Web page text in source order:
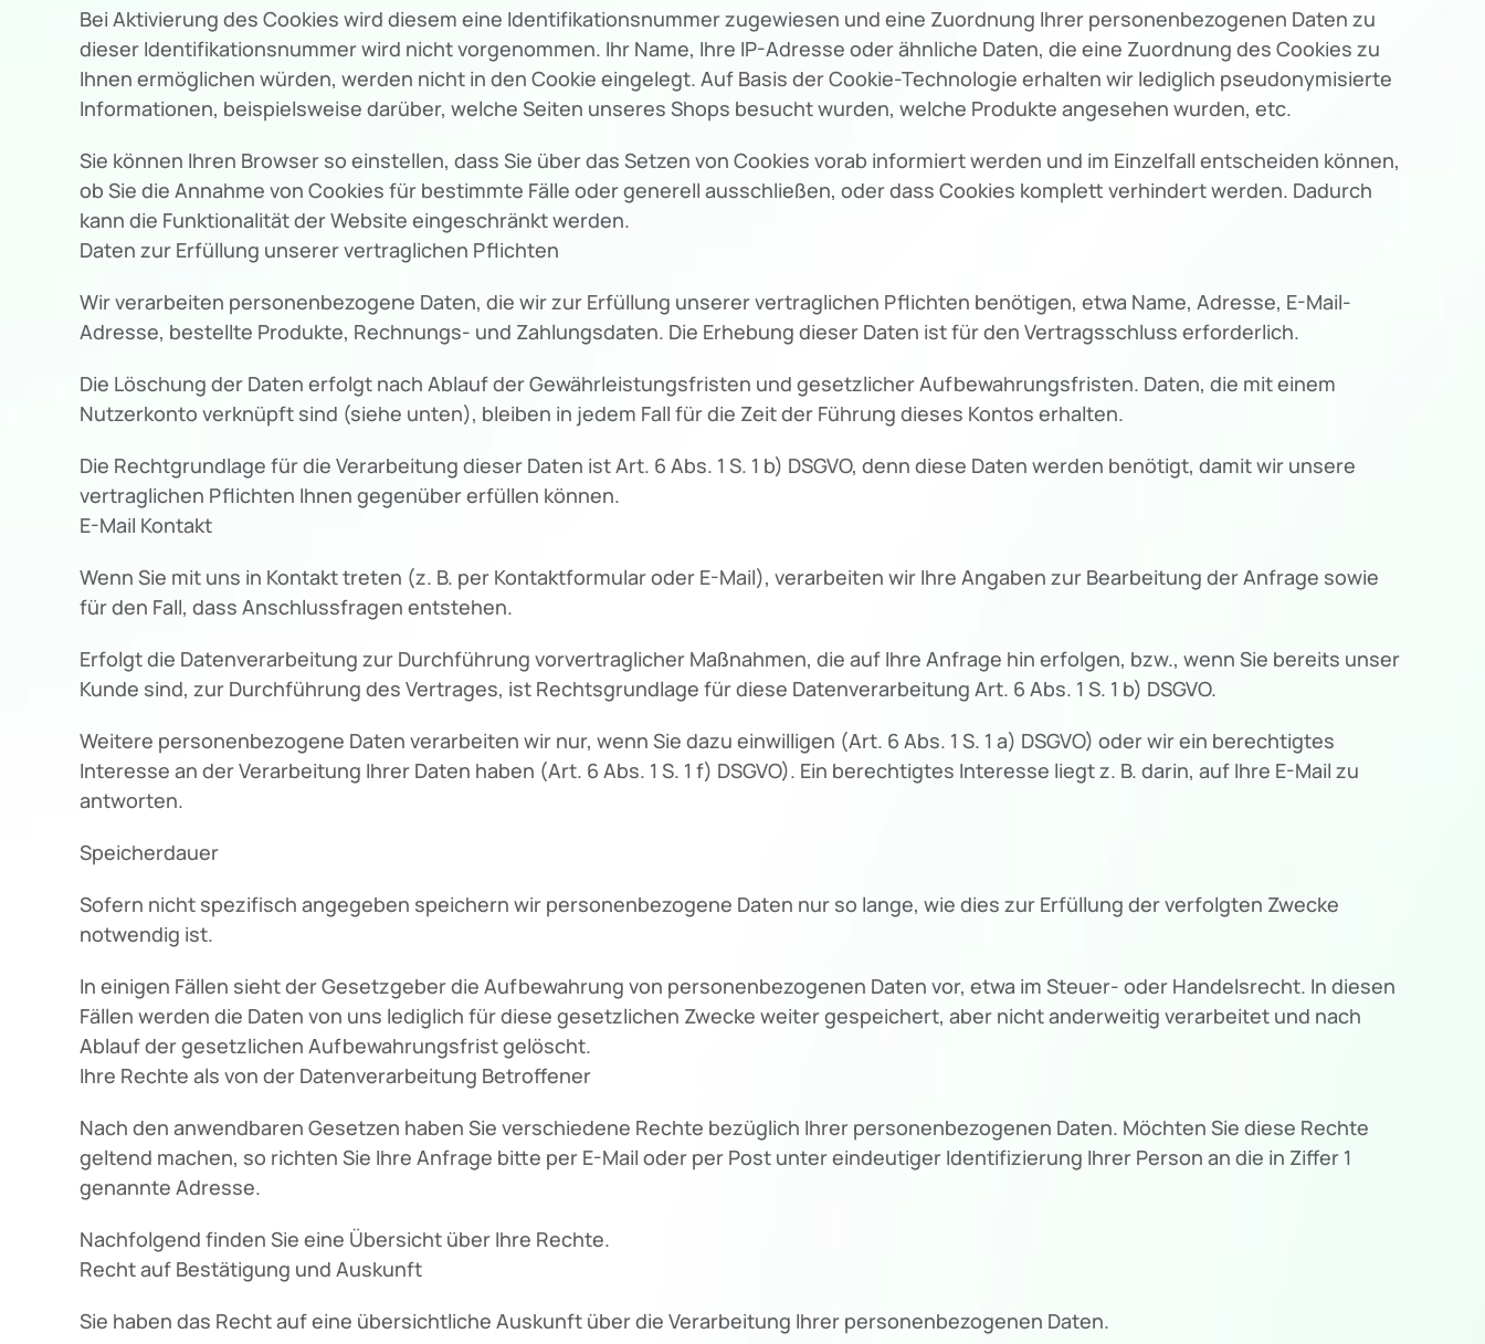
Bei Aktivierung des Cookies wird diesem eine Identifikationsnummer zugewiesen und eine Zuordnung Ihrer personenbezogenen Daten zu
dieser Identifikationsnummer wird nicht vorgenommen. Ihr Name, Ihre IP-Adresse oder ähnliche Daten, die eine Zuordnung des Cookies zu
Ihnen ermöglichen würden, werden nicht in den Cookie eingelegt. Auf Basis der Cookie-Technologie erhalten wir lediglich pseudonymisierte
Informationen, beispielsweise darüber, welche Seiten unseres Shops besucht wurden, welche Produkte angesehen wurden, etc.
Sie können Ihren Browser so einstellen, dass Sie über das Setzen von Cookies vorab informiert werden und im Einzelfall entscheiden können,
ob Sie die Annahme von Cookies für bestimmte Fälle oder generell ausschließen, oder dass Cookies komplett verhindert werden. Dadurch
kann die Funktionalität der Website eingeschränkt werden.
Daten zur Erfüllung unserer vertraglichen Pflichten
Wir verarbeiten personenbezogene Daten, die wir zur Erfüllung unserer vertraglichen Pflichten benötigen, etwa Name, Adresse, E-Mail-
Adresse, bestellte Produkte, Rechnungs- und Zahlungsdaten. Die Erhebung dieser Daten ist für den Vertragsschluss erforderlich.
Die Löschung der Daten erfolgt nach Ablauf der Gewährleistungsfristen und gesetzlicher Aufbewahrungsfristen. Daten, die mit einem
Nutzerkonto verknüpft sind (siehe unten), bleiben in jedem Fall für die Zeit der Führung dieses Kontos erhalten.
Die Rechtgrundlage für die Verarbeitung dieser Daten ist Art. 6 Abs. 1 S. 1 b) DSGVO, denn diese Daten werden benötigt, damit wir unsere
vertraglichen Pflichten Ihnen gegenüber erfüllen können.
E-Mail Kontakt
Wenn Sie mit uns in Kontakt treten (z. B. per Kontaktformular oder E-Mail), verarbeiten wir Ihre Angaben zur Bearbeitung der Anfrage sowie
für den Fall, dass Anschlussfragen entstehen.
Erfolgt die Datenverarbeitung zur Durchführung vorvertraglicher Maßnahmen, die auf Ihre Anfrage hin erfolgen, bzw., wenn Sie bereits unser
Kunde sind, zur Durchführung des Vertrages, ist Rechtsgrundlage für diese Datenverarbeitung Art. 6 Abs. 1 S. 1 b) DSGVO.
Weitere personenbezogene Daten verarbeiten wir nur, wenn Sie dazu einwilligen (Art. 6 Abs. 1 S. 1 a) DSGVO) oder wir ein berechtigtes
Interesse an der Verarbeitung Ihrer Daten haben (Art. 6 Abs. 1 S. 1 f) DSGVO). Ein berechtigtes Interesse liegt z. B. darin, auf Ihre E-Mail zu
antworten.
Speicherdauer
Sofern nicht spezifisch angegeben speichern wir personenbezogene Daten nur so lange, wie dies zur Erfüllung der verfolgten Zwecke
notwendig ist.
In einigen Fällen sieht der Gesetzgeber die Aufbewahrung von personenbezogenen Daten vor, etwa im Steuer- oder Handelsrecht. In diesen
Fällen werden die Daten von uns lediglich für diese gesetzlichen Zwecke weiter gespeichert, aber nicht anderweitig verarbeitet und nach
Ablauf der gesetzlichen Aufbewahrungsfrist gelöscht.
Ihre Rechte als von der Datenverarbeitung Betroffener
Nach den anwendbaren Gesetzen haben Sie verschiedene Rechte bezüglich Ihrer personenbezogenen Daten. Möchten Sie diese Rechte
geltend machen, so richten Sie Ihre Anfrage bitte per E-Mail oder per Post unter eindeutiger Identifizierung Ihrer Person an die in Ziffer 1
genannte Adresse.
Nachfolgend finden Sie eine Übersicht über Ihre Rechte.
Recht auf Bestätigung und Auskunft
Sie haben das Recht auf eine übersichtliche Auskunft über die Verarbeitung Ihrer personenbezogenen Daten.